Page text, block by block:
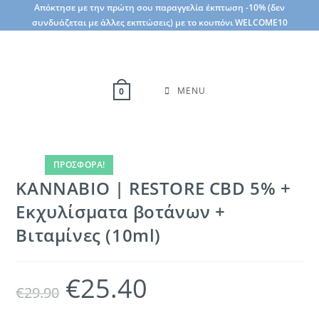
Απόκτησε με την πρώτη σου παραγγελία έκπτωση -10% (δεν
συνδυάζεται με άλλες εκπτώσεις) με το κουπόνι WELCOME10
0 MENU
ΠΡΟΣΦΟΡΆ!
KANNABIO | RESTORE CBD 5% +
Εκχυλίσματα βοτάνων +
Βιταμίνες (10ml)
€29.90
Original
price
was:
€25.40